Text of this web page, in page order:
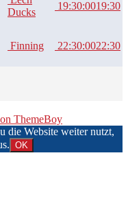
Ducks
19:30:0019:30
Finning 22:30:0022:30
ThemeBoy
die Website weiter nutzt,
OK